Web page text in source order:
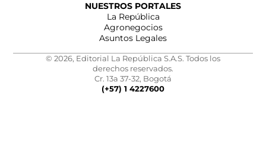
NUESTROS PORTALES
La República
Agronegocios
Asuntos Legales
© 2026, Editorial La República S.A.S. Todos los
derechos reservados.
Cr. 13a 37-32, Bogotá
(+57) 1 4227600